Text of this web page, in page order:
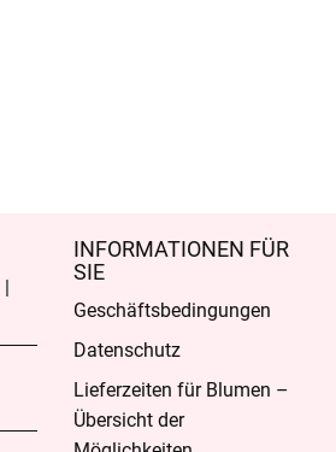
INFORMATIONEN FÜR
SIE
Geschäftsbedingungen
Datenschutz
Lieferzeiten für Blumen –
Übersicht der